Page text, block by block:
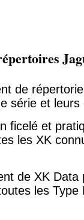
de
série et
ficelé et
les XK
de XK
les Type